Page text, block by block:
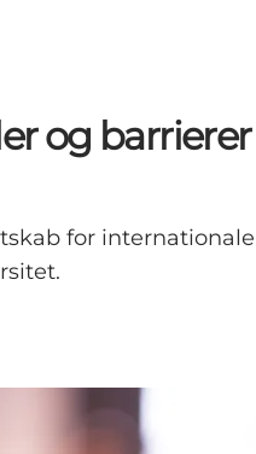
og
for